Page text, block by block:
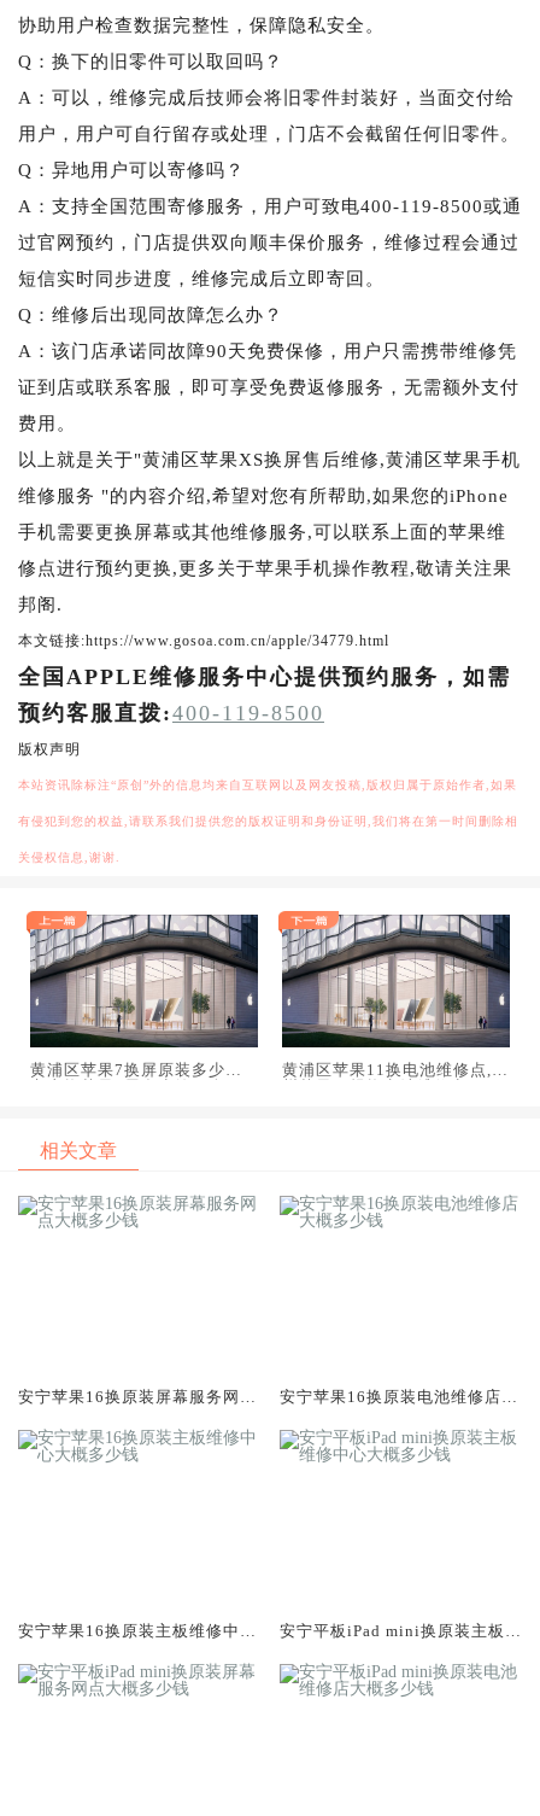
协助用户检查数据完整性，保障隐私安全。
Q：换下的旧零件可以取回吗？
A：可以，维修完成后技师会将旧零件封装好，当面交付给
用户，用户可自行留存或处理，门店不会截留任何旧零件。
Q：异地用户可以寄修吗？
A：支持全国范围寄修服务，用户可致电400-119-8500或通
过官网预约，门店提供双向顺丰保价服务，维修过程会通过
短信实时同步进度，维修完成后立即寄回。
Q：维修后出现同故障怎么办？
A：该门店承诺同故障90天免费保修，用户只需携带维修凭
证到店或联系客服，即可享受免费返修服务，无需额外支付
费用。
以上就是关于"黄浦区苹果XS换屏售后维修,黄浦区苹果手机
维修服务 "的内容介绍,希望对您有所帮助,如果您的iPhone
手机需要更换屏幕或其他维修服务,可以联系上面的苹果维
修点进行预约更换,更多关于苹果手机操作教程,敬请关注果
邦阁.
本文链接:https://www.gosoa.com.cn/apple/34779.html
全国APPLE维修服务中心提供预约服务，如需
预约客服直拨:400-119-8500
版权声明
本站资讯除标注“原创”外的信息均来自互联网以及网友投稿,版权归属于原始作者,如果
有侵犯到您的权益,请联系我们提供您的版权证明和身份证明,我们将在第一时间删除相
关侵权信息,谢谢.
黄浦区苹果7换屏原装多少钱,
黄浦区苹果11换电池维修点,广
相关文章
安宁苹果16换原装屏幕服务网点
安宁苹果16换原装电池维修店大
安宁苹果16换原装主板维修中心
安宁平板iPad mini换原装主板维